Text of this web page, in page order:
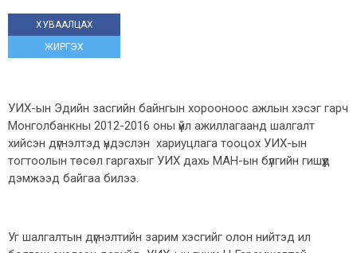
ХУВААЛЦАХ
ЖИРГЭХ
УИХ-ын Эдийн засгийн байнгын хорооноос ажлын хэсэг гарч
Монголбанкны 2012-2016 оны үйл ажиллагаанд шалгалт
хийсэн дүгнэлтэд үндэслэн хариуцлага тооцох УИХ-ын
тогтоолын төсөл гаргахыг УИХ дахь МАН-ын бүлгийн гишүүд
дэмжээд байгаа билээ.
Уг шалгалтын дүгнэлтийн зарим хэсгийг олон нийтэд ил